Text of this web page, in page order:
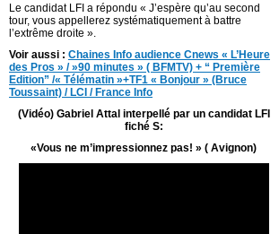
Le candidat LFI a répondu « J’espère qu’au second
tour, vous appellerez systématiquement à battre
l’extrême droite ».
Voir aussi : Chaines Info audience Cnews « L’Heure
des Pros » / »90 minutes » ( BFMTV) + “ Première
Edition” /« Télématin »+TF1 « Bonjour » (Bruce
Toussaint) / LCI / France Info
(Vidéo) Gabriel Attal interpellé par un candidat LFI
fiché S:
«Vous ne m’impressionnez pas! » ( Avignon)